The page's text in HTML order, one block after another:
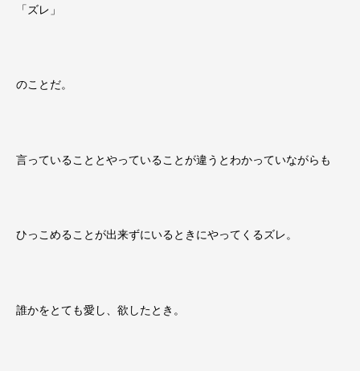
「ズレ」
のことだ。
言っていることとやっていることが違うとわかっていながらも
ひっこめることが出来ずにいるときにやってくるズレ。
誰かをとても愛し、欲したとき。